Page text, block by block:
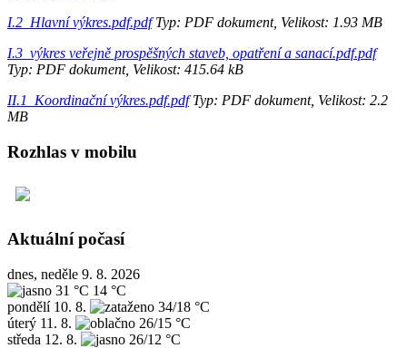
I.2_Hlavní výkres.pdf.pdfTyp: PDF dokument, Velikost: 1.93 MB
I.3_výkres veřejně prospěšných staveb, opatření a sanací.pdf.pdf
Typ: PDF dokument, Velikost: 415.64 kB
II.1_Koordinační výkres.pdf.pdfTyp: PDF dokument, Velikost: 2.2
MB
Rozhlas v mobilu
Aktuální počasí
dnes, neděle 9. 8. 2026
31 °C 14 °C
pondělí 10. 8.
34/18 °C
úterý 11. 8.
26/15 °C
středa 12. 8. 26/12 °C